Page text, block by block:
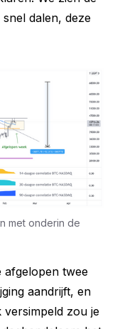
dalen, deze
met onderin de
afgelopen twee
aandrijft, en
versimpeld zou je